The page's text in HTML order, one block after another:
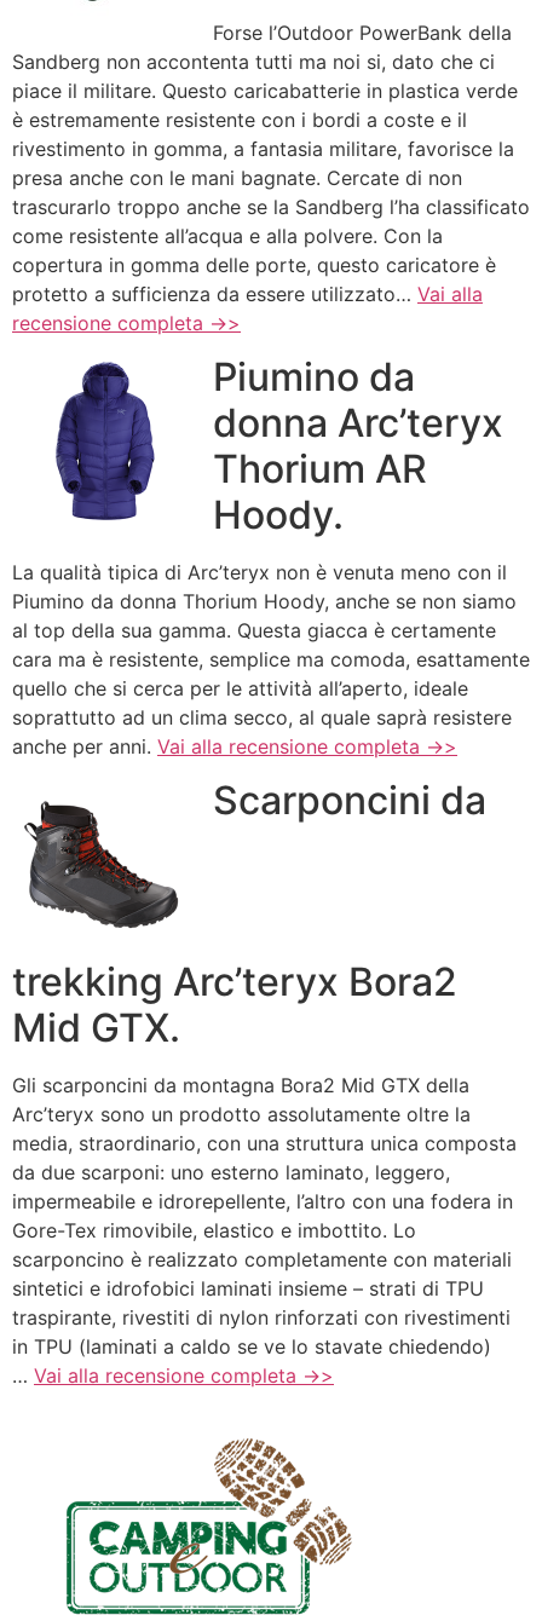
Forse l’Outdoor PowerBank della
Sandberg non accontenta tutti ma noi si, dato che ci
piace il militare. Questo caricabatterie in plastica verde
è estremamente resistente con i bordi a coste e il
rivestimento in gomma, a fantasia militare, favorisce la
presa anche con le mani bagnate. Cercate di non
trascurarlo troppo anche se la Sandberg l’ha classificato
come resistente all’acqua e alla polvere. Con la
copertura in gomma delle porte, questo caricatore è
protetto a sufficienza da essere utilizzato… Vai alla
recensione completa ->>
Piumino da
donna Arc’teryx
Thorium AR
Hoody.
La qualità tipica di Arc’teryx non è venuta meno con il
Piumino da donna Thorium Hoody, anche se non siamo
al top della sua gamma. Questa giacca è certamente
cara ma è resistente, semplice ma comoda, esattamente
quello che si cerca per le attività all’aperto, ideale
soprattutto ad un clima secco, al quale saprà resistere
anche per anni. Vai alla recensione completa ->>
Scarponcini da
trekking Arc’teryx Bora2
Mid GTX.
Gli scarponcini da montagna Bora2 Mid GTX della
Arc’teryx sono un prodotto assolutamente oltre la
media, straordinario, con una struttura unica composta
da due scarponi: uno esterno laminato, leggero,
impermeabile e idrorepellente, l’altro con una fodera in
Gore-Tex rimovibile, elastico e imbottito. Lo
scarponcino è realizzato completamente con materiali
sintetici e idrofobici laminati insieme – strati di TPU
traspirante, rivestiti di nylon rinforzati con rivestimenti
in TPU (laminati a caldo se ve lo stavate chiedendo)
… Vai alla recensione completa ->>